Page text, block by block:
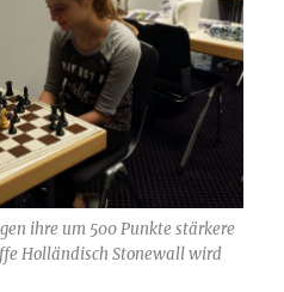
ihre um 500 Punkte stärkere
Holländisch Stonewall wird